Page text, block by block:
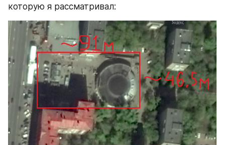
которую я рассматривал: